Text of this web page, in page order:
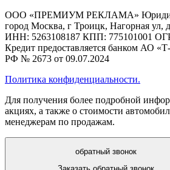
ООО «ПРЕМИУМ РЕКЛАМА»
город Москва, г Троицк, Нагорная ул,
ИНН: 5263108187 КПП: 775101001
Кредит предоставляется банком АО
РФ № 2673 от 09.07.2024
Политика конфиденциальности.
Для получения более подробной
акциях, а также о стоимости
менеджерам по продажам.
обратный звонок